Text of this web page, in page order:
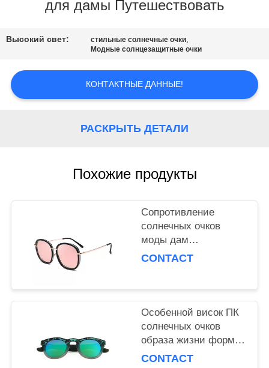
СВЯЗАТЬСЯ
НАМИ
СПРОСИТЕ
ЦИТАТУ
PRIVACY
для дамы Путешествовать
Высокий свет: стильные солнечные очки,
Модные солнцезащитные очки
КОНТАКТНЫЕ ДАННЫЕ!
РАСКРЫТЬ ДЕТАЛИ
Похожие продукты
Сопротивление
солнечных очков
моды дам
высокотемпературное
CONTACT
Особенной висок ПК
солнечных очков
образа жизни формы
покрашенный рамкой
CONTACT